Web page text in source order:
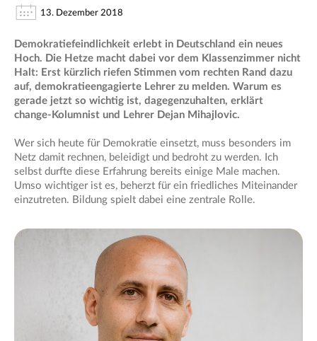
13. Dezember 2018
Demokratiefeindlichkeit erlebt in Deutschland ein neues
Hoch. Die Hetze macht dabei vor dem Klassenzimmer nicht
Halt: Erst kürzlich riefen Stimmen vom rechten Rand dazu
auf, demokratieengagierte Lehrer zu melden. Warum es
gerade jetzt so wichtig ist, dagegenzuhalten, erklärt
change-Kolumnist und Lehrer Dejan Mihajlovic.
Wer sich heute für Demokratie einsetzt, muss besonders im
Netz damit rechnen, beleidigt und bedroht zu werden. Ich
selbst durfte diese Erfahrung bereits einige Male machen.
Umso wichtiger ist es, beherzt für ein friedliches Miteinander
einzutreten. Bildung spielt dabei eine zentrale Rolle.